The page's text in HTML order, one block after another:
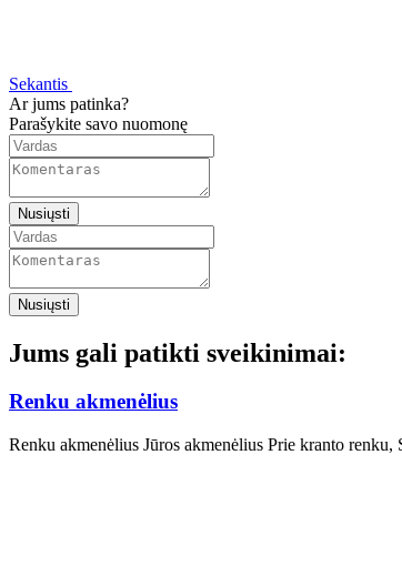
Sekantis
Ar jums patinka?
Parašykite savo nuomonę
Nusiųsti
Nusiųsti
Jums gali patikti sveikinimai:
Renku akmenėlius
Renku akmenėlius Jūros akmenėlius Prie kranto